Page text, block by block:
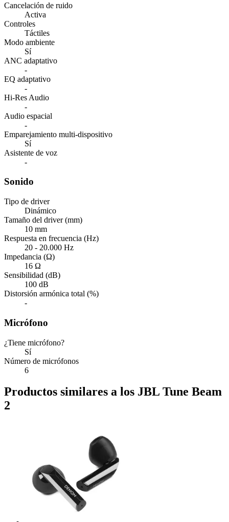
Cancelación de ruido
Activa
Controles
Táctiles
Modo ambiente
Sí
ANC adaptativo
-
EQ adaptativo
-
Hi-Res Audio
-
Audio espacial
-
Emparejamiento multi-dispositivo
Sí
Asistente de voz
-
Sonido
Tipo de driver
Dinámico
Tamaño del driver (mm)
10 mm
Respuesta en frecuencia (Hz)
20 - 20.000 Hz
Impedancia (Ω)
16 Ω
Sensibilidad (dB)
100 dB
Distorsión armónica total (%)
-
Micrófono
¿Tiene micrófono?
Sí
Número de micrófonos
6
Productos similares a los JBL Tune Beam
2